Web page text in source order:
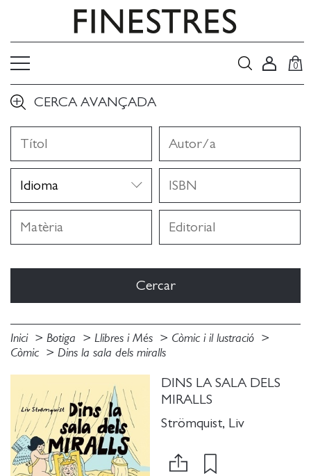
0
CERCA AVANÇADA
Inici Botiga Llibres i Més
Còmic i il lustració
Còmic
Dins la sala dels miralls
DINS LA SALA DELS
MIRALLS
Strömquist, Liv